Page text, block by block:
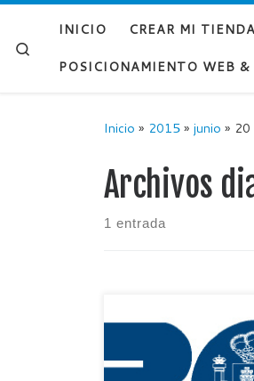
Saltar al contenido
INICIO CREAR MI
POSICIONAMIENTO WEB &
Inicio » 2015» junio » 20
Archivos
1 entrada
El pasado 27 de mayo
3/2014, de 27 de